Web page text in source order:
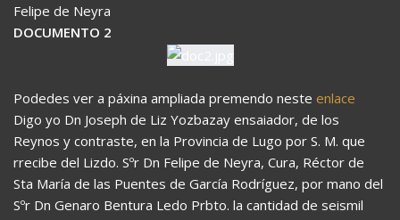
Felipe de Neyra
DOCUMENTO 2
Podedes ver a páxina ampliada premendo neste enlace
Digo yo Dn Joseph de Liz Yozbazay ensaiador, de los
Reynos y contraste, en la Provincia de Lugo por S. M. que
rrecibe del Lizdo. Sºr Dn Felipe de Neyra, Cura, Réctor de
Sta María de las Puentes de García Rodríguez, por mano del
Sºr Dn Genaro Bentura Ledo Prbto. la cantidad de seismil